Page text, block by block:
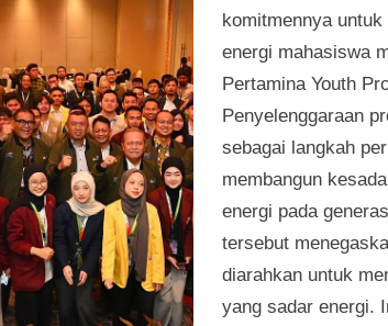
komitmennya
energi mahasiswa
Pertamina Youth
Penyelenggaraan
sebagai langkah
membangun
energi pada
tersebut
diarahkan untuk
yang sadar energi.